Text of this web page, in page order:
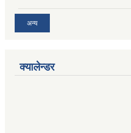
अन्य
क्यालेन्डर